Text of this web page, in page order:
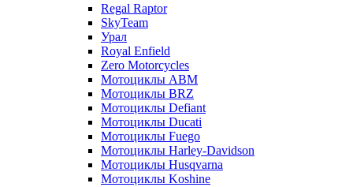
Regal Raptor
SkyTeam
Урал
Royal Enfield
Zero Motorcycles
Мотоциклы ABM
Мотоциклы BRZ
Мотоциклы Defiant
Мотоциклы Ducati
Мотоциклы Fuego
Мотоциклы Harley-Davidson
Мотоциклы Husqvarna
Мотоциклы Koshine